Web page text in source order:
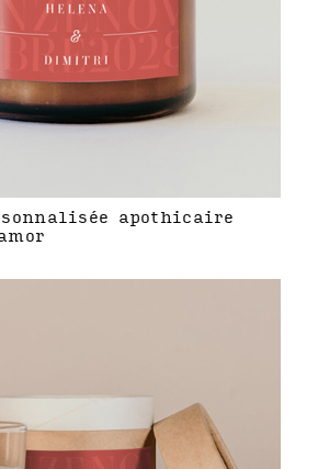
apothicaire